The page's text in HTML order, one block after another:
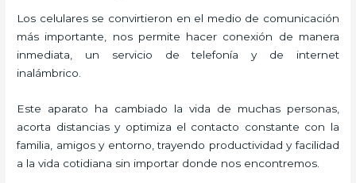
Los celulares se convirtieron en el medio de comunicación
más importante, nos permite hacer conexión de manera
inmediata, un servicio de telefonía y de internet
inalámbrico.
Este aparato ha cambiado la vida de muchas personas,
acorta distancias y optimiza el contacto constante con la
familia, amigos y entorno, trayendo productividad y facilidad
a la vida cotidiana sin importar donde nos encontremos.